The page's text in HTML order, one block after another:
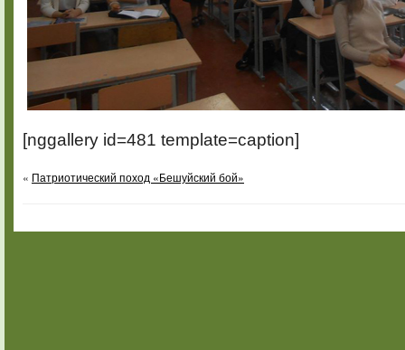
[nggallery id=481 template=caption]
« Патриотический поход «Бешуйский бой»